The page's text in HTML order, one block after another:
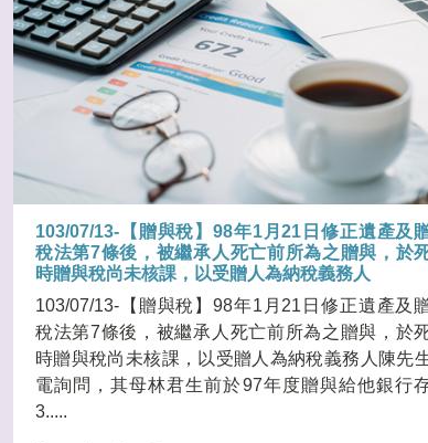
103/07/13-【贈與稅】98年1月21日修正遺產及
稅法第7條後，被繼承人死亡前所為之贈與，於
時贈與稅尚未核課，以受贈人為納稅義務人
103/07/13-【贈與稅】98年1月21日修正遺產及
稅法第7條後，被繼承人死亡前所為之贈與，於
時贈與稅尚未核課，以受贈人為納稅義務人陳先
電詢問，其母林君生前於97年度贈與給他銀行
3.....